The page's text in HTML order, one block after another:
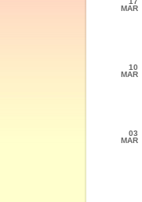
MAR
10
MAR
03
MAR